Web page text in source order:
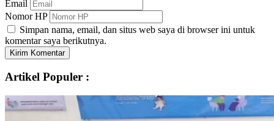
Email
Nomor HP
Simpan nama, email, dan situs web saya di browser ini untuk
komentar saya berikutnya.
Kirim Komentar
Artikel Populer :